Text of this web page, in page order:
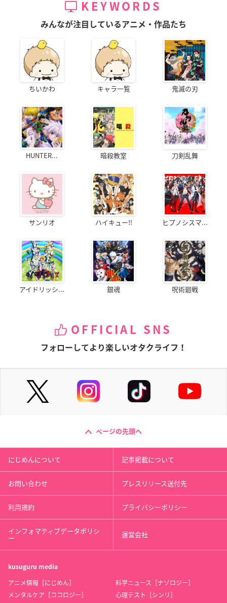
KEYWORDS
みんなが注目しているアニメ・作品たち
ちいかわ キャラ一覧 鬼滅の刃
HUNTER... 暗殺教室 刀剣乱舞
サンリオ ハイキュー!! ヒプノシスマ...
アイドリッシ... 銀魂 呪術廻戦
OFFICIAL SNS
フォローしてより楽しいオタクライフ！
ページの先頭へ
にじめんについて 記事掲載について
お問い合わせ プレスリリース送付先
利用規約 プライバシーポリシー
インフォマティブデータポリシ
ー 運営会社
kusuguru media
アニメ情報［にじめん］
科学ニュース［ナゾロジー］
メンタルケア［ココロジー］
心理テスト［シンリ］